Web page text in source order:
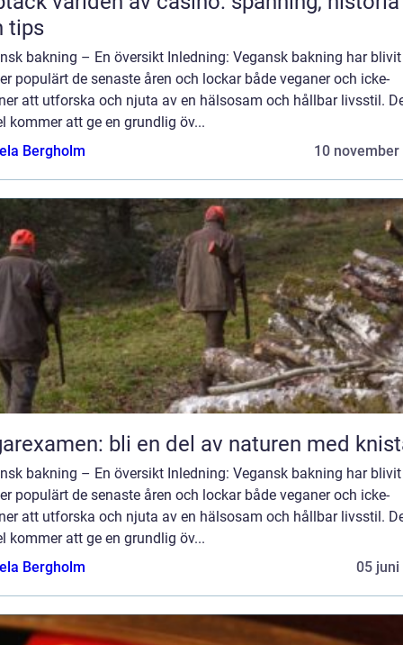
tips
bakning – En översikt Inledning: Vegansk bakning har blivit
populärt de senaste åren och lockar både veganer och icke-
att utforska och njuta av en hälsosam och hållbar livsstil.
kommer att ge en grundlig öv...
Bergholm
10 november
bli en del av naturen med
bakning – En översikt Inledning: Vegansk bakning har blivit
populärt de senaste åren och lockar både veganer och icke-
att utforska och njuta av en hälsosam och hållbar livsstil.
kommer att ge en grundlig öv...
Bergholm
05 juni